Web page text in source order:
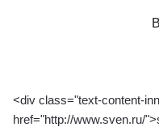
<div class="text-content-
href="http://www.sven.ru/